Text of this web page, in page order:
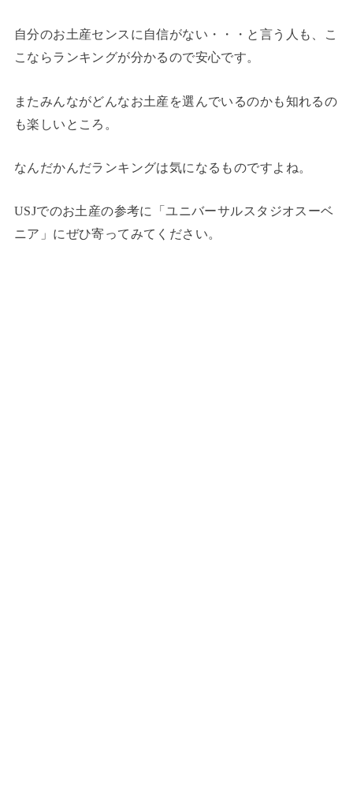
自分のお土産センスに自信がない・・・と言う人も、こ
こならランキングが分かるので安心です。
またみんながどんなお土産を選んでいるのかも知れるの
も楽しいところ。
なんだかんだランキングは気になるものですよね。
USJでのお土産の参考に「ユニバーサルスタジオスーベ
ニア」にぜひ寄ってみてください。